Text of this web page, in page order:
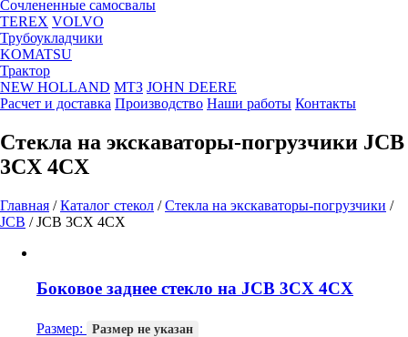
Сочлененные самосвалы
TEREX VOLVO
Трубоукладчики
KOMATSU
Трактор
NEW HOLLAND МТЗ JOHN DEERE
Расчет и доставка Производство Наши работы Контакты
Стекла на экскаваторы-погрузчики JCB
3CX 4CX
Главная /Каталог стекол /Стекла на экскаваторы-погрузчики /
JCB /JCB 3CX 4CX
Боковое заднее стекло на JCB 3CX 4CX
Размер: Размер не указан